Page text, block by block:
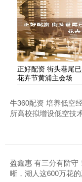
正好配资 街头巷尾
花卉节黄浦主会场
牛360配资 培养低空
所高校拟增设低空技
盈鑫惠 有三分有防守
晰，湖人这600万花